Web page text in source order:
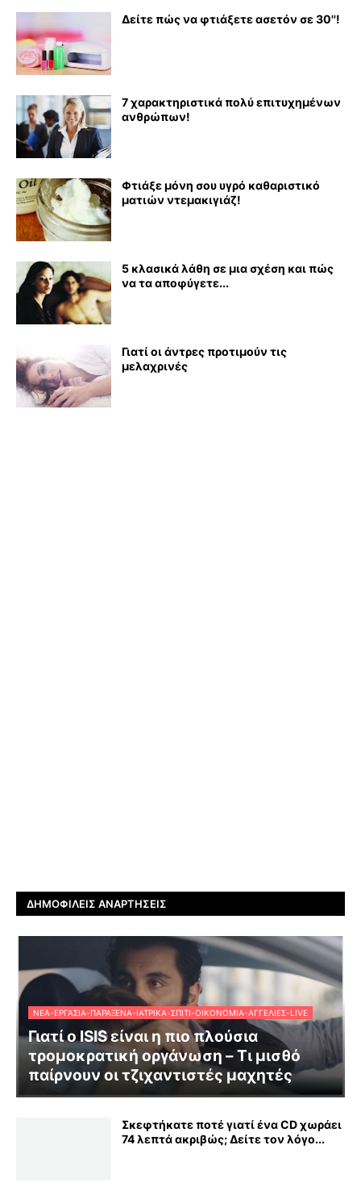
Δείτε πώς να φτιάξετε ασετόν σε 30''!
7 χαρακτηριστικά πολύ επιτυχημένων
ανθρώπων!
Φτιάξε μόνη σου υγρό καθαριστικό
ματιών ντεμακιγιάζ!
5 κλασικά λάθη σε μια σχέση και πώς
να τα αποφύγετε...
Γιατί οι άντρες προτιμούν τις
μελαχρινές
ΔΗΜΟΦΙΛΕΊΣ ΑΝΑΡΤΉΣΕΙΣ
ΝΈΑ-ΕΡΓΑΣΊΑ-ΠΑΡΆΞΕΝΑ-ΙΑΤΡΙΚΆ-ΣΠΊΤΙ-ΟΙΚΟΝΟΜΊΑ-ΑΓΓΕΛΊΕΣ-LIVE
Γιατί ο ISIS είναι η πιο πλούσια
τρομοκρατική οργάνωση – Τι μισθό
παίρνουν οι τζιχαντιστές μαχητές
Σκεφτήκατε ποτέ γιατί ένα CD χωράει
74 λεπτά ακριβώς; Δείτε τον λόγο...